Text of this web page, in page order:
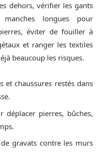
dehors, vérifier les gants
longues pour
éviter de fouiller à
et ranger les textiles
beaucoup les risques.
et chaussures restés dans
déplacer pierres, bûches,
gravats contre les murs